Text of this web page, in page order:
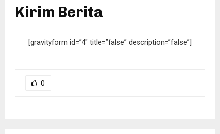
Kirim Berita
[gravityform id=”4″ title=”false” description=”false”]
0